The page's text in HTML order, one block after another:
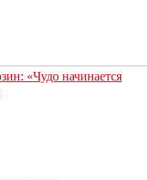
«Чудо начинается